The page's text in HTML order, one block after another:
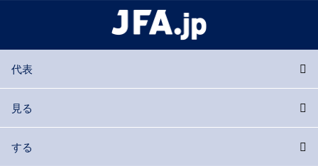
代表
見る
する